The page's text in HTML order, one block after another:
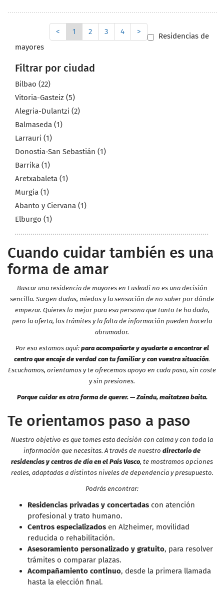
< 1 2 3 4 >
Residencias de
mayores
Filtrar por ciudad
Bilbao (22)
Vitoria-Gasteiz (5)
Alegria-Dulantzi (2)
Balmaseda (1)
Larrauri (1)
Donostia-San Sebastián (1)
Barrika (1)
Aretxabaleta (1)
Murgia (1)
Abanto y Ciervana (1)
Elburgo (1)
Cuando cuidar también es una
forma de amar
Buscar una residencia de mayores en Euskadi no es una decisión
sencilla. Surgen dudas, miedos y la sensación de no saber por dónde
empezar. Quieres lo mejor para esa persona que tanto te ha dado,
pero la oferta, los trámites y la falta de información pueden hacerlo
abrumador.
Por eso estamos aquí: para acompañarte y ayudarte a encontrar el
centro que encaje de verdad con tu familiar y con vuestra situación.
Escuchamos, orientamos y te ofrecemos apoyo en cada paso, sin coste
y sin presiones.
Porque cuidar es otra forma de querer. — Zaindu, maitatzea baita.
Te orientamos paso a paso
Nuestro objetivo es que tomes esta decisión con calma y con toda la
información que necesitas. A través de nuestro directorio de
residencias y centros de día en el País Vasco, te mostramos opciones
reales, adaptadas a distintos niveles de dependencia y presupuesto.
Podrás encontrar:
Residencias privadas y concertadas con atención
profesional y trato humano.
Centros especializados en Alzheimer, movilidad
reducida o rehabilitación.
Asesoramiento personalizado y gratuito, para resolver
trámites o comparar plazas.
Acompañamiento continuo, desde la primera llamada
hasta la elección final.